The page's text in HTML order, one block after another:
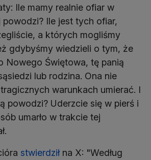
Ile mamy realnie ofiar w
Ile jest tych ofiar,
a których mogliśmy
gdybyśmy wiedzieli o tym, że
Nowego Świętowa, tę panią
lub rodzina. Ona nie
warunkach umierać. I
powodzi? Uderzcie się w pierś i
umarło w trakcie tej
stwierdziłna X: "Według